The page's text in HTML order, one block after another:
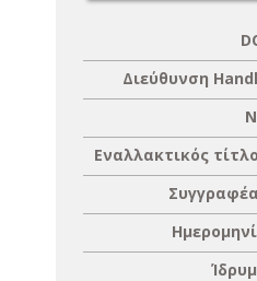
Διεύθυνση
Εναλλακτικός